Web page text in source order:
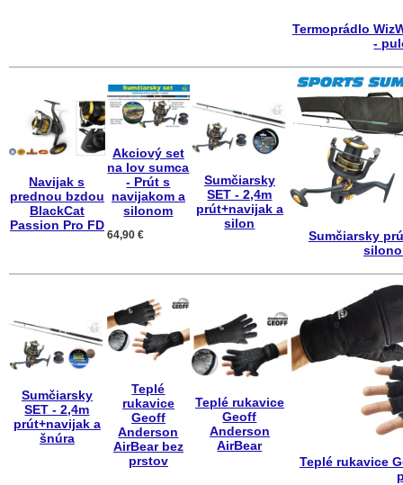
Termoprádlo
-
Navijak s
prednou bzdou
BlackCat
Passion Pro FD
Akciový set
na lov sumca
- Prút s
navijakom a
silonom
64,90 €
Sumčiarsky
SET - 2,4m
prút+navijak a
silon
Sumčiarsky
Sumčiarsky
SET - 2,4m
prút+navijak a
šnúra
Teplé
rukavice
Geoff
Anderson
AirBear bez
prstov
Teplé rukavice
Geoff
Anderson
AirBear
Teplé rukavice